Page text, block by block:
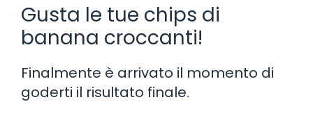
Gusta le tue chips di
banana croccanti!
Finalmente è arrivato il momento di
goderti il risultato finale.